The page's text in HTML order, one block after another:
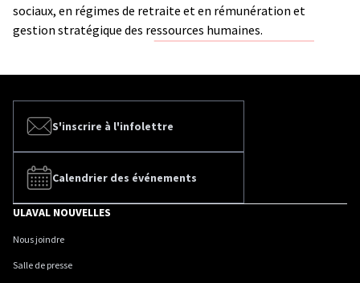
sociaux, en régimes de retraite et en rémunération et
gestion stratégique des ressources humaines.
S'inscrire à l'infolettre
Calendrier des événements
ULAVAL NOUVELLES
Nous joindre
Salle de presse